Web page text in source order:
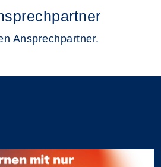
Ansprechpartner.